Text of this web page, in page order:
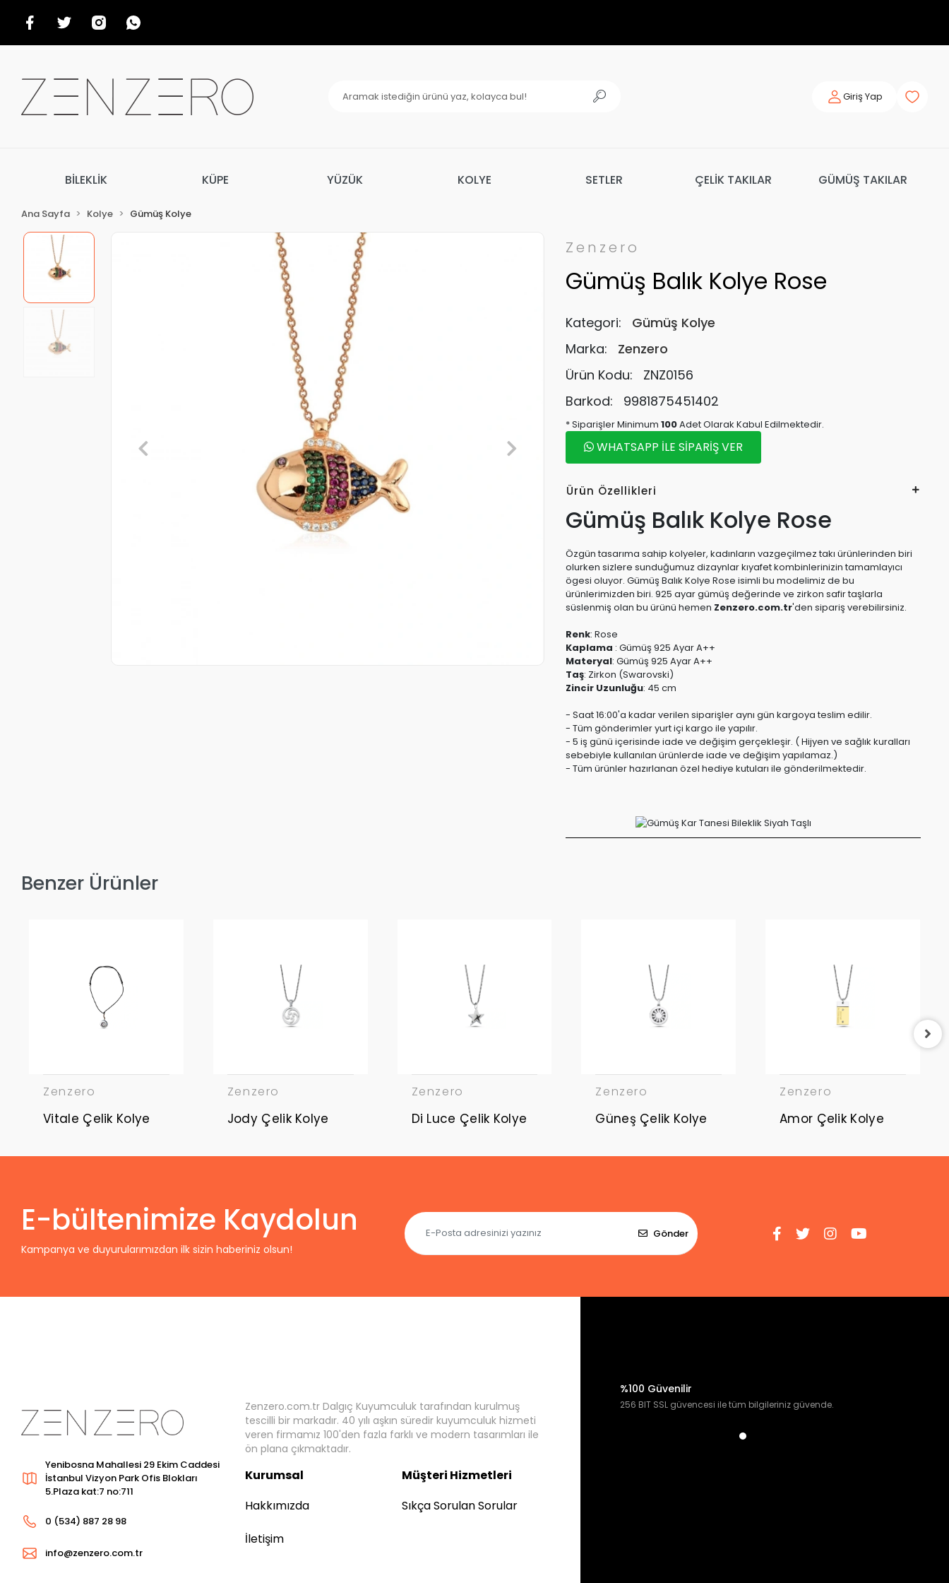
Giriş Yap
BİLEKLİK KÜPE YÜZÜK KOLYE SETLER ÇELİK TAKILAR GÜMÜŞ TAKILAR
Ana Sayfa Kolye Gümüş Kolye
Zenzero
Gümüş Balık Kolye Rose
Kategori:
Gümüş Kolye
Marka:
Zenzero
Ürün Kodu:
ZNZ0156
Barkod:
9981875451402
* Siparişler Minimum 100Adet Olarak Kabul Edilmektedir.
WHATSAPP İLE SİPARİŞ VER
Ürün Özellikleri
Gümüş Balık Kolye Rose
Özgün tasarıma sahip kolyeler, kadınların vazgeçilmez takı ürünlerinden biri
olurken sizlere sunduğumuz dizaynlar kıyafet kombinlerinizin tamamlayıcı
ögesi oluyor. Gümüş Balık Kolye Rose isimli bu modelimiz de bu
ürünlerimizden biri. 925 ayar gümüş değerinde ve zirkon safir taşlarla
süslenmiş olan bu ürünü hemen Zenzero.com.tr'den sipariş verebilirsiniz.
Renk: Rose
Kaplama : Gümüş 925 Ayar A++
Materyal: Gümüş 925 Ayar A++
Taş: Zirkon (Swarovski)
Zincir Uzunluğu: 45 cm
- Saat 16:00'a kadar verilen siparişler aynı gün kargoya teslim edilir.
- Tüm gönderimler yurt içi kargo ile yapılır.
- 5 iş günü içerisinde iade ve değişim gerçekleşir. ( Hijyen ve sağlık kuralları
sebebiyle kullanılan ürünlerde iade ve değişim yapılamaz.)
- Tüm ürünler hazırlanan özel hediye kutuları ile gönderilmektedir.
Benzer Ürünler
Zenzero
Vitale Çelik Kolye
Zenzero
Jody Çelik Kolye
Zenzero
Di Luce Çelik Kolye
Zenzero
Güneş Çelik Kolye
Zenzero
Amor Çelik Kolye
E-bültenimize Kaydolun
Kampanya ve duyurularımızdan ilk sizin haberiniz olsun!
Gönder
Yenibosna Mahallesi 29 Ekim Caddesi
İstanbul Vizyon Park Ofis Blokları
5.Plaza kat:7 no:711
0 (534) 887 28 98
info@zenzero.com.tr
Zenzero.com.tr Dalgıç Kuyumculuk tarafından kurulmuş
tescilli bir markadır. 40 yılı aşkın süredir kuyumculuk hizmeti
veren firmamız 100'den fazla farklı ve modern tasarımları ile
ön plana çıkmaktadır.
Kurumsal
Hakkımızda
İletişim
Müşteri Hizmetleri
Sıkça Sorulan Sorular
%100 Güvenilir
256 BIT SSL güvencesi ile tüm bilgileriniz güvende.